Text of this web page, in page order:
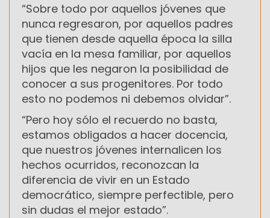
“Sobre todo por aquellos jóvenes que
nunca regresaron, por aquellos padres
que tienen desde aquella época la silla
vacía en la mesa familiar, por aquellos
hijos que les negaron la posibilidad de
conocer a sus progenitores. Por todo
esto no podemos ni debemos olvidar”.
“Pero hoy sólo el recuerdo no basta,
estamos obligados a hacer docencia,
que nuestros jóvenes internalicen los
hechos ocurridos, reconozcan la
diferencia de vivir en un Estado
democrático, siempre perfectible, pero
sin dudas el mejor estado”.